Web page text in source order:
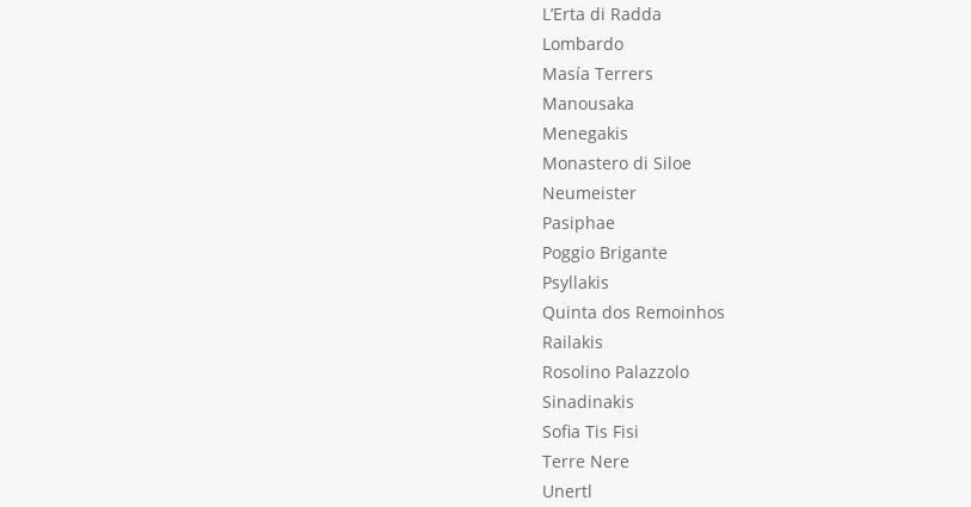
L’Erta di Radda
Lombardo
Masía Terrers
Manousaka
Menegakis
Monastero di Siloe
Neumeister
Pasiphae
Poggio Brigante
Psyllakis
Quinta dos Remoinhos
Railakis
Rosolino Palazzolo
Sinadinakis
Sofia Tis Fisi
Terre Nere
Unertl